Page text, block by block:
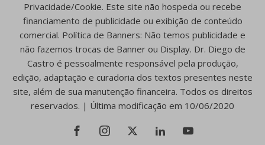
Privacidade/Cookie. Este site não hospeda ou recebe
financiamento de publicidade ou exibição de conteúdo
comercial. Política de Banners: Não temos publicidade e
não fazemos trocas de Banner ou Display. Dr. Diego de
Castro é pessoalmente responsável pela produção,
edição, adaptação e curadoria dos textos presentes neste
site, além de sua manutenção financeira. Todos os direitos
reservados. | Última modificação em 10/06/2020